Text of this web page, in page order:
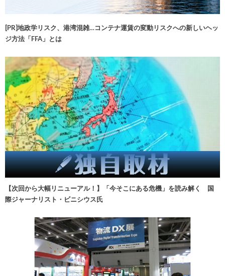
[PR]地政学リスク、港湾混雑…コンテナ運賃の変動リスクへの新しいヘッ
ジ方法「FFA」とは
【次回から大幅リニューアル！】「今そこにある危機」を読み解く 国
際ジャーナリスト・ビニシウス氏